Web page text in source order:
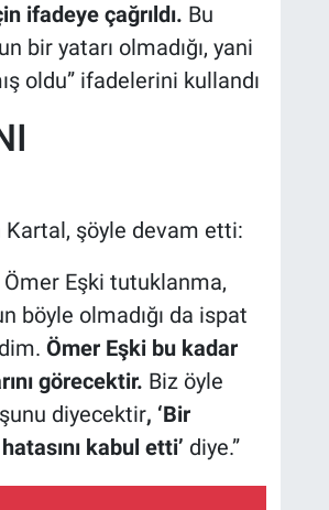
ifadeye çağrıldı. Bu
bir yatarı olmadığı, yani
oldu” ifadelerini kullandı
şöyle devam etti:
Ömer Eşki tutuklanma,
böyle olmadığı da ispat
Ömer Eşki bu kadar
görecektir. Biz öyle
diyecektir, ‘Bir
kabul etti’ diye.”